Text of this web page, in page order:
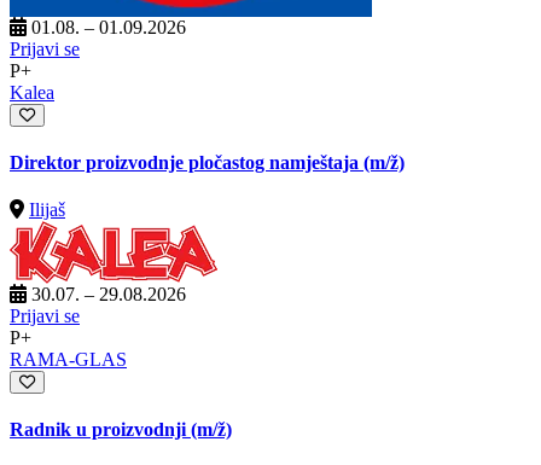
01.08. – 01.09.2026
Prijavi se
P+
Kalea
Direktor proizvodnje pločastog namještaja (m/ž)
Ilijaš
30.07. – 29.08.2026
Prijavi se
P+
RAMA-GLAS
Radnik u proizvodnji(m/ž)